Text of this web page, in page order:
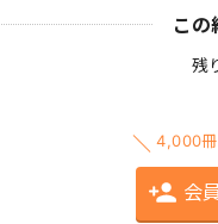
この
残
4,000冊
会